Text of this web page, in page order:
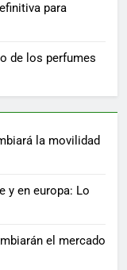
para
de los perfumes
la movilidad
y en europa: Lo
el mercado